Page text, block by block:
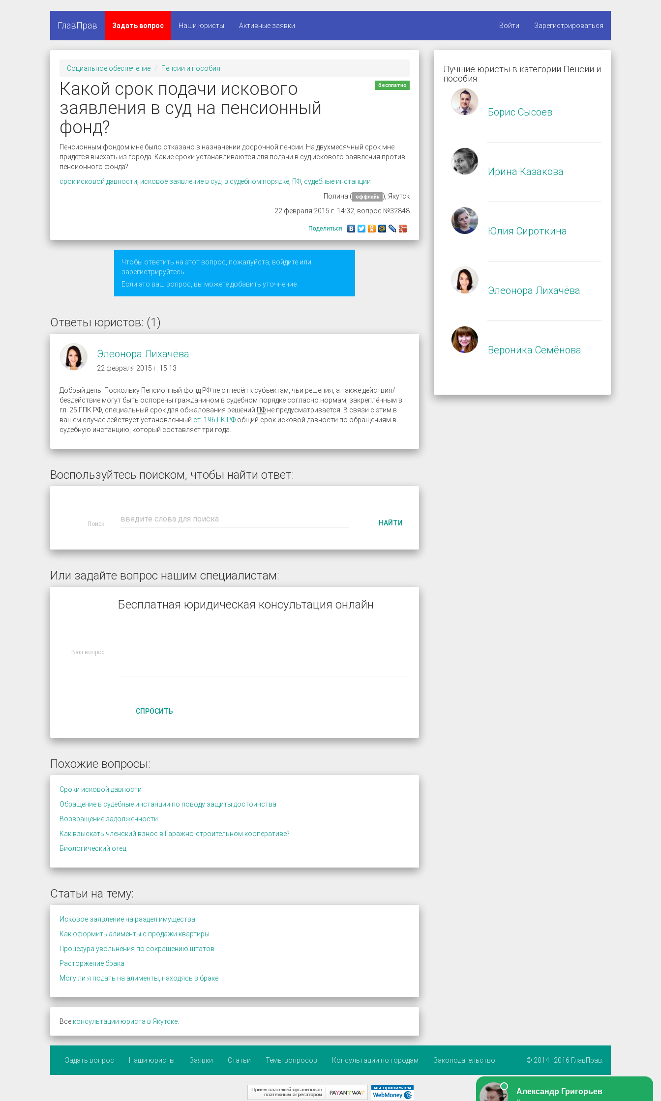
ГлавПрав Задать вопрос Наши юристы Активные заявки Войти Зарегистрироваться
Социальное обеспечение Пенсии и пособия
Какой срок подачи искового
заявления в суд на пенсионный
фонд?
бесплатно
Пенсионным фондом мне было отказано в назначении досрочной пенсии. На двухмесячный срок мне
придётся выехать из города. Какие сроки устанавливаются для подачи в суд искового заявления против
пенсионного фонда?
срок исковой давности исковое заявление в суд в судебном порядке ПФ судебные инстанции
Полина (
оффлайн
), Якутск
22 февраля 2015 г. 14:32, вопрос №32848
Поделиться
Чтобы ответить на этот вопрос, пожалуйста, войдитеили
зарегистрируйтесь.
Если это ваш вопрос, вы можете добавить уточнение.
Ответы юристов: (1)
Элеонора Лихачёва
22 февраля 2015 г. 15:13
Добрый день. Поскольку Пенсионный фонд РФ не отнесён к субъектам, чьи решения, а также действия/
бездействие могут быть оспорены гражданином в судебном порядке согласно нормам, закреплённым в
гл. 25 ГПК РФ, специальный срок для обжалования решений ПФ не предусматривается. В связи с этим в
вашем случае действует установленный ст. 196 ГК РФ общий срок исковой давности по обращениям в
судебную инстанцию, который составляет три года.
Воспользуйтесь поиском, чтобы найти ответ:
Поиск: НАЙТИ
Или задайте вопрос нашим специалистам:
Бесплатная юридическая консультация онлайн
Ваш вопрос:
СПРОСИТЬ
Похожие вопросы:
Сроки исковой давности
Обращение в судебные инстанции по поводу защиты достоинства
Возвращение задолженности
Как взыскать членский взнос в Гаражно-строительном кооперативе?
Биологический отец
Статьи на тему:
Исковое заявление на раздел имущества
Как оформить алименты с продажи квартиры
Процедура увольнения по сокращению штатов
Расторжение брака
Могу ли я подать на алименты, находясь в браке
Все консультации юриста в Якутске.
Лучшие юристы в категории Пенсии и
пособия
Борис Сысоев
Ирина Казакова
Юлия Сироткина
Элеонора Лихачёва
Вероника Семёнова
Задать вопрос Наши юристы Заявки Статьи Темы вопросов Консультации по городам Законодательство © 2014–2016 ГлавПрав.